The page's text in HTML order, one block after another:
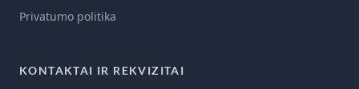
Privatumo politika
KONTAKTAI IR REKVIZITAI